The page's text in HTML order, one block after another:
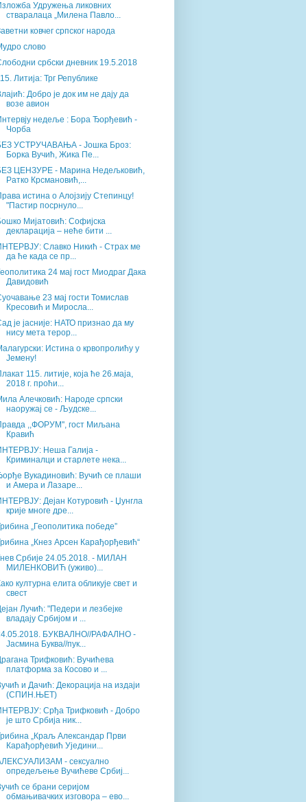
Удружења ликовних
стваралаца „Милена Павло...
ковчег српског народа
слово
србски дневник 19.5.2018
Литија: Трг Републике
Добро је док им не дају да
возе авион
недеље : Бора Ђорђевић -
Чорба
УСТРУЧАВАЊА - Јошка Броз:
Борка Вучић, Жика Пе...
ЦЕНЗУРЕ - Марина Недељковић,
Ратко Крсмановић,...
истина о Алојзију Степинцу!
"Пастир посрнуло...
Мијатовић: Софијска
декларација – неће бити ...
Славко Никић - Страх ме
да ће када се пр...
24 мај гост Миодраг Дака
Давидовић
23 мај гости Томислав
Кресовић и Миросла...
је јасније: НАТО признао да му
нису мета терор...
Истина о крвопролићу у
Јемену!
115. литије, која ће 26.маја,
2018 г. проћи...
Алечковић: Народе српски
наоружај се - Људске...
,,ФОРУМ'', гост Миљана
Кравић
Неша Галија -
Криминалци и старлете нека...
Вукадиновић: Вучић се плаши
и Aмера и Лазаре...
Дејан Котуровић - Џунгла
крије многе дре...
„Геополитика победе”
„Кнез Арсен Карађорђевић“
Србије 24.05.2018. - МИЛАН
МИЛЕНКОВИЋ (уживо)...
културна елита обликује свет и
свест
Лучић: "Педери и лезбејке
владају Србијом и ...
БУКВАЛНО//РАФАЛНО -
Јасмина Буква//пук...
Трифковић: Вучићева
платформа за Косово и ...
и Дачић: Декорација на издаји
(СПИН.ЊЕТ)
Срђа Трифковић - Добро
је што Србија ник...
„Краљ Александар Први
Карађорђевић Уједини...
- сексуално
опредељење Вучићеве Србиј...
се брани серијом
обмањивачких изговора – ево...